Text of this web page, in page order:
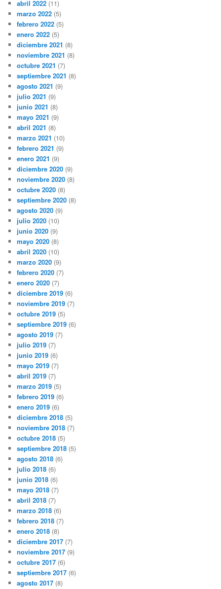
abril 2022 (11)
marzo 2022 (5)
febrero 2022 (5)
enero 2022 (5)
diciembre 2021 (8)
noviembre 2021 (8)
octubre 2021 (7)
septiembre 2021 (8)
agosto 2021 (9)
julio 2021 (9)
junio 2021 (8)
mayo 2021 (9)
abril 2021 (8)
marzo 2021 (10)
febrero 2021 (9)
enero 2021 (9)
diciembre 2020 (9)
noviembre 2020 (8)
octubre 2020 (8)
septiembre 2020 (8)
agosto 2020 (9)
julio 2020 (10)
junio 2020 (9)
mayo 2020 (8)
abril 2020 (10)
marzo 2020 (9)
febrero 2020 (7)
enero 2020 (7)
diciembre 2019 (6)
noviembre 2019 (7)
octubre 2019 (5)
septiembre 2019 (6)
agosto 2019 (7)
julio 2019 (7)
junio 2019 (6)
mayo 2019 (7)
abril 2019 (7)
marzo 2019 (5)
febrero 2019 (6)
enero 2019 (6)
diciembre 2018 (5)
noviembre 2018 (7)
octubre 2018 (5)
septiembre 2018 (5)
agosto 2018 (6)
julio 2018 (6)
junio 2018 (6)
mayo 2018 (7)
abril 2018 (7)
marzo 2018 (6)
febrero 2018 (7)
enero 2018 (8)
diciembre 2017 (7)
noviembre 2017 (9)
octubre 2017 (6)
septiembre 2017 (6)
agosto 2017 (8)